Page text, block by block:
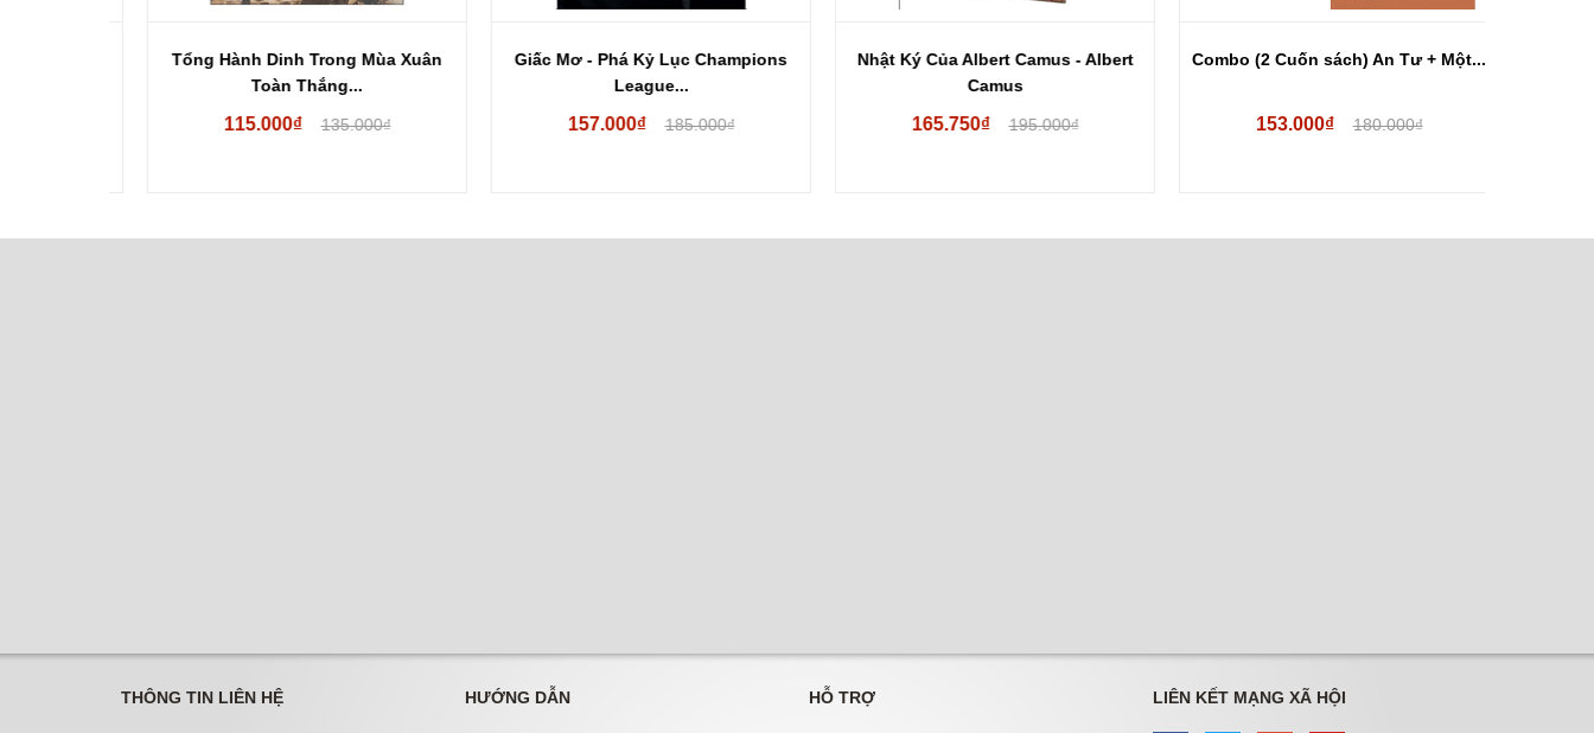
Tổng Hành Dinh Trong Mùa Xuân
Toàn Thắng...
115.000₫ 135.000₫
Giấc Mơ - Phá Kỷ Lục Champions
League...
157.000₫ 185.000₫
Nhật Ký Của Albert Camus - Albert
Camus
165.750₫ 195.000₫
Combo (2 Cuốn sách) An Tư + Một...
153.000₫ 180.000₫
THÔNG TIN LIÊN HỆ HƯỚNG DẪN HỖ TRỢ LIÊN KẾT MẠNG XÃ HỘI